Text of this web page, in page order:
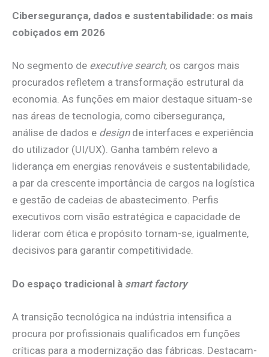
Cibersegurança, dados e sustentabilidade: os mais
cobiçados em 2026
No segmento de executive search, os cargos mais
procurados refletem a transformação estrutural da
economia. As funções em maior destaque situam-se
nas áreas de tecnologia, como cibersegurança,
análise de dados e designde interfaces e experiência
do utilizador (UI/UX). Ganha também relevo a
liderança em energias renováveis e sustentabilidade,
a par da crescente importância de cargos na logística
e gestão de cadeias de abastecimento. Perfis
executivos com visão estratégica e capacidade de
liderar com ética e propósito tornam-se, igualmente,
decisivos para garantir competitividade.
Do espaço tradicional à smart factory
A transição tecnológica na indústria intensifica a
procura por profissionais qualificados em funções
críticas para a modernização das fábricas. Destacam-